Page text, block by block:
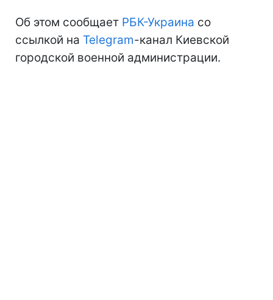
Об этом сообщает РБК-Украина со
ссылкой на Telegram-канал Киевской
городской военной администрации.